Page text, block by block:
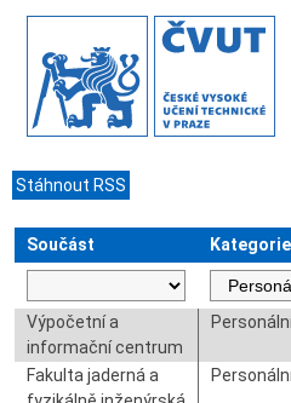
Stáhnout RSS
Součást Kategorie
Výpočetní a
informační centrum
Fakulta jaderná a